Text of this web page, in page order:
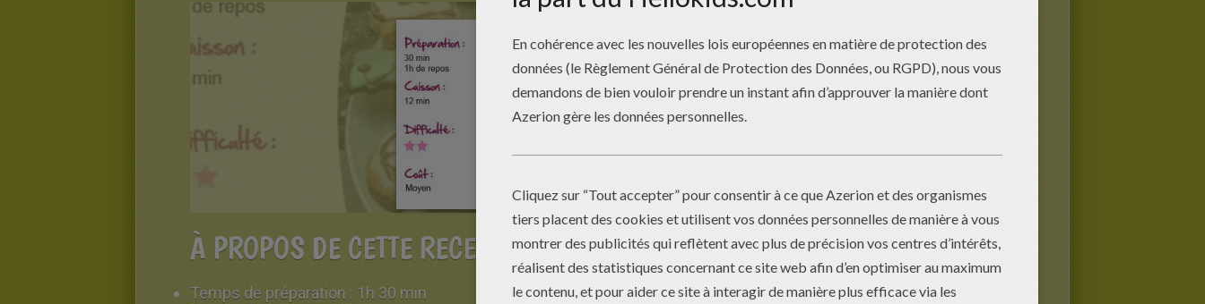
À PROPOS DE CETTE RECETTE
Temps de préparation : 1h 30 min